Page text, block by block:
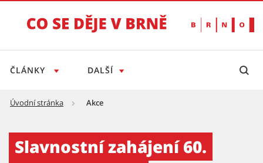
ČLÁNKY DALŠÍ
Úvodní stránka Akce
Slavnostní zahájení 60.